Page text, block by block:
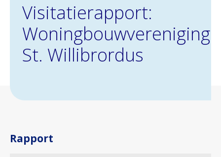
Visitatierapport:
Woningbouwvereniging
St. Willibrordus
Rapport